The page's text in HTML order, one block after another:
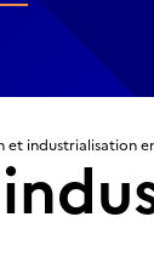
et industrialisation